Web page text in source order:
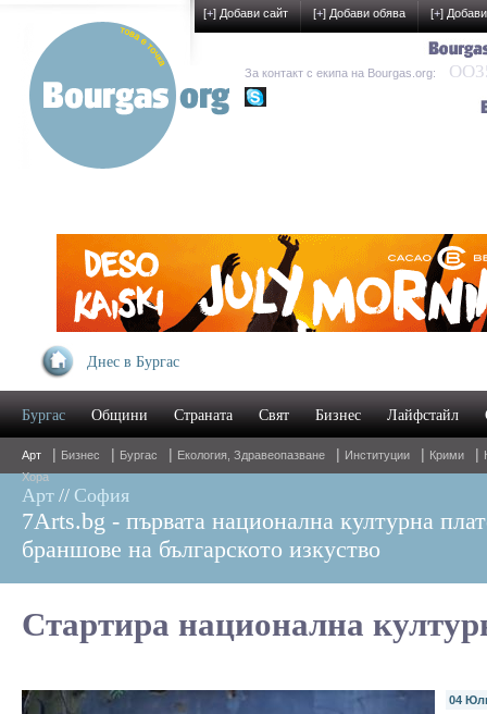
Днес в Бургас
Бургас Общини Страната Свят Бизнес Лайфстайл
Арт | Бизнес | Бургас | Екология, Здравеопазване | Институции | Крими |
Хора
Арт // София
7Arts.bg - първата национална културна
браншове на българското изкуство
Стартира национална
04
[+] Добави сайт [+] Добави обява [+]
За контакт с екипа на Bourgas.org: